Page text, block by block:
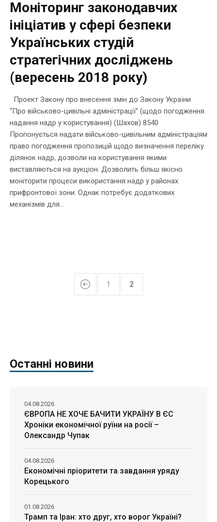
Моніторинг законодавчих
ініціатив у сфері безпеки
Українських студій
стратегічних досліджень
(вересень 2018 року)
Проект Закону про внесення змін до Закону України
“Про військово-цивільні адміністрації” (щодо погодження
надання надр у користування) (Шахов) 8540
Пропонується надати військово-цивільним адміністраціям
право погодження пропозицій щодо визначення переліку
ділянок надр, дозволи на користування якими
виставляються на аукціон. Дозволить більш якісно
моніторити процеси використання надр у районах
прифронтової зони. Однак потребує додаткових
механізмів для...
1 2
Останні новини
ЄВРОПА НЕ ХОЧЕ БАЧИТИ УКРАЇНУ В ЄС
Хроніки економічної руїни на росії –
Олександр Чупак
04.08.2026
Економічні пріоритети та завдання уряду
Корецького
04.08.2026
Трамп та Іран: хто друг, хто ворог Україні?
01.08.2026